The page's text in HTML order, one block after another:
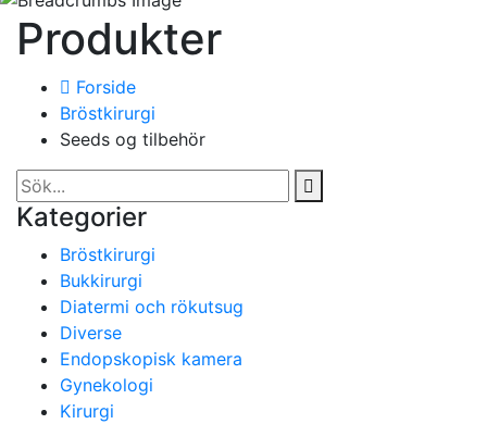
Produkter
Forside
Bröstkirurgi
Seeds og tilbehör
Kategorier
Bröstkirurgi
Bukkirurgi
Diatermi och rökutsug
Diverse
Endopskopisk kamera
Gynekologi
Kirurgi